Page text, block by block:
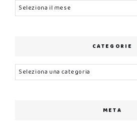
Archivi
CATEGORIE
Categorie
META